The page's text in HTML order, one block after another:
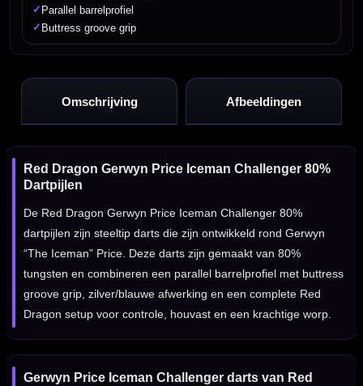
✓ Parallel barrelprofiel
✓ Buttress groove grip
Omschrijving Afbeeldingen
Red Dragon Gerwyn Price Iceman Challenger 80%
Dartpijlen
De Red Dragon Gerwyn Price Iceman Challenger 80%
dartpijlen zijn steeltip darts die zijn ontwikkeld rond Gerwyn
“The Iceman” Price. Deze darts zijn gemaakt van 80%
tungsten en combineren een parallel barrelprofiel met buttress
groove grip, zilver/blauwe afwerking en een complete Red
Dragon setup voor controle, houvast en een krachtige worp.
Gerwyn Price Iceman Challenger darts van Red